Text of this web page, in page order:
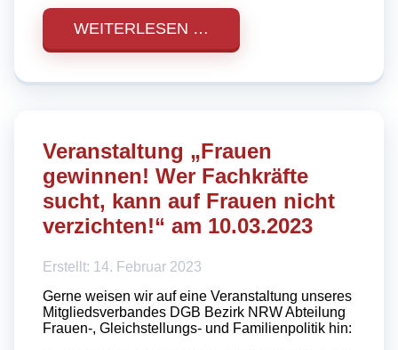
WEITERLESEN …
Veranstaltung „Frauen
gewinnen! Wer Fachkräfte
sucht, kann auf Frauen nicht
verzichten!“ am 10.03.2023
Erstellt: 14. Februar 2023
Gerne weisen wir auf eine Veranstaltung unseres
Mitgliedsverbandes DGB Bezirk NRW Abteilung
Frauen-, Gleichstellungs- und Familienpolitik hin: